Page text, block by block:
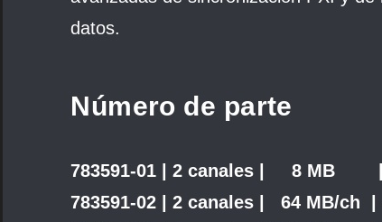
datos.
Número de parte
783591-01 | 2 canales | 8 MB
783591-02 | 2 canales | 64 MB/ch |